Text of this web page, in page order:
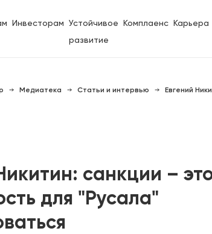
Инвесторам Устойчивое
развитие
Комплаенс Карьера
Медиатека Статьи и интервью
санкции –
для "Русала"